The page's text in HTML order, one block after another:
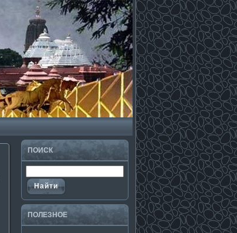
ПОИСК
ПОЛЕЗНΟЕ